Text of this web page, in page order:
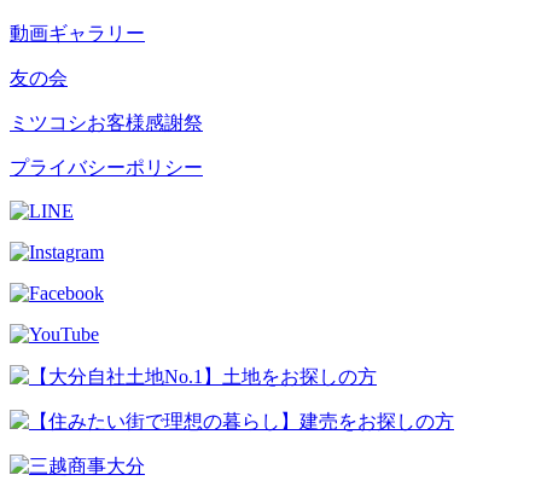
動画ギャラリー
友の会
ミツコシお客様感謝祭
プライバシーポリシー